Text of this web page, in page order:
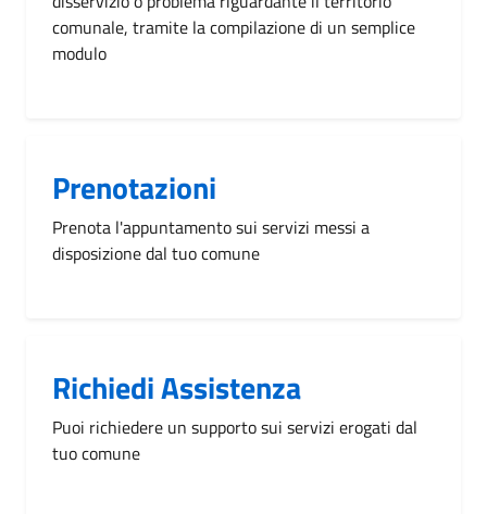
comunale, tramite la compilazione di un semplice
modulo
Prenotazioni
Prenota l'appuntamento sui servizi messi a
disposizione dal tuo comune
Richiedi Assistenza
Puoi richiedere un supporto sui servizi erogati dal
tuo comune